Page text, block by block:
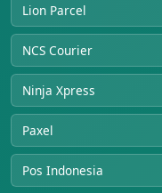
Lion Parcel
NCS Courier
Ninja Xpress
Paxel
Pos Indonesia